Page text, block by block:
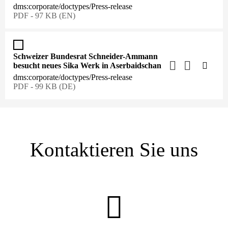
dms:corporate/doctypes/Press-release
PDF - 97 KB (EN)
Schweizer Bundesrat Schneider-Ammann
besucht neues Sika Werk in Aserbaidschan
dms:corporate/doctypes/Press-release
PDF - 99 KB (DE)
Kontaktieren Sie uns